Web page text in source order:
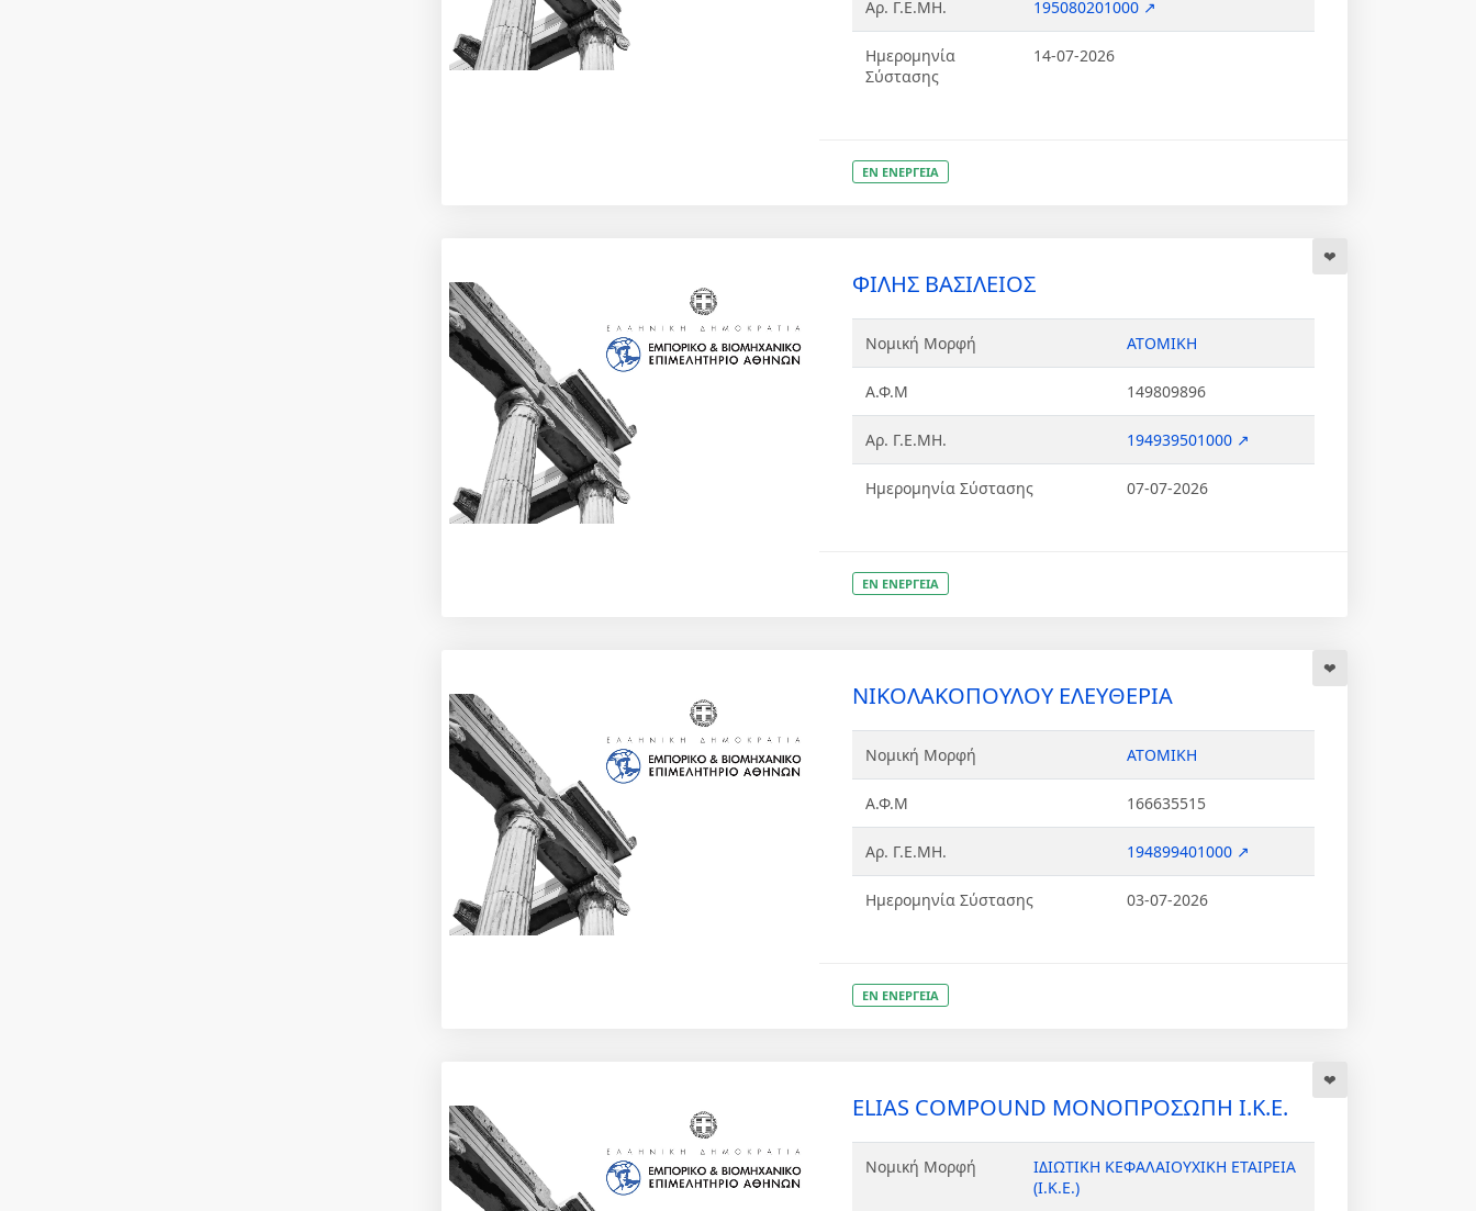
Αρ. Γ.Ε.ΜΗ. 195080201000 ↗
Ημερομηνία
Σύστασης
14-07-2026
ΕΝ ΕΝΕΡΓΕΙΑ
ΦΙΛΗΣ ΒΑΣΙΛΕΙΟΣ
Νομική Μορφή ΑΤΟΜΙΚΗ
Α.Φ.Μ 149809896
Αρ. Γ.Ε.ΜΗ. 194939501000 ↗
Ημερομηνία Σύστασης 07-07-2026
ΕΝ ΕΝΕΡΓΕΙΑ
ΝΙΚΟΛΑΚΟΠΟΥΛΟΥ ΕΛΕΥΘΕΡΙΑ
Νομική Μορφή ΑΤΟΜΙΚΗ
Α.Φ.Μ 166635515
Αρ. Γ.Ε.ΜΗ. 194899401000 ↗
Ημερομηνία Σύστασης 03-07-2026
ΕΝ ΕΝΕΡΓΕΙΑ
ELIAS COMPOUND ΜΟΝΟΠΡΟΣΩΠΗ Ι.Κ.Ε.
Νομική Μορφή
ΙΔΙΩΤΙΚΗ ΚΕΦΑΛΑΙΟΥΧΙΚΗ ΕΤΑΙΡΕΙΑ
(Ι.Κ.Ε.)